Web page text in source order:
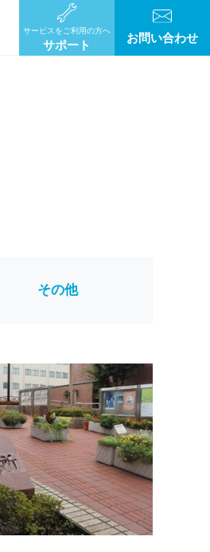
サービスをご利用の方へ
サポート
お問い合わせ
その他